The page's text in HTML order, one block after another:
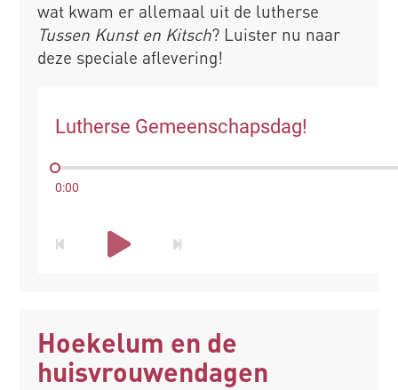
wat kwam er allemaal uit de lutherse
Tussen Kunst en Kitsch? Luister nu naar
deze speciale aflevering!
Lutherse Gemeenschapsdag!
0:00
Hoekelum en de
huisvrouwendagen